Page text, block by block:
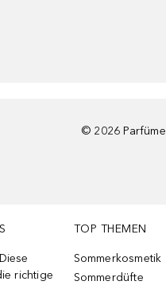
© 2026
richtige
TOP THEMEN
Sommerkosmetik
Sommerdüfte